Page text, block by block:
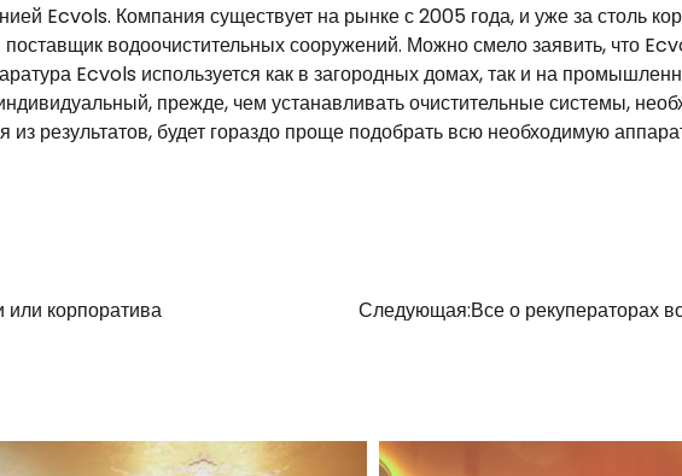
Ecvols. Компания существует на рынке с 2005 года, и уже за столь
водоочистительных сооружений. Можно смело заявить, что
Ecvols используется как в загородных домах, так и на
прежде, чем устанавливать очистительные системы,
результатов, будет гораздо проще подобрать всю необходимую
или корпоратива Следующая:Все о рекуператорах